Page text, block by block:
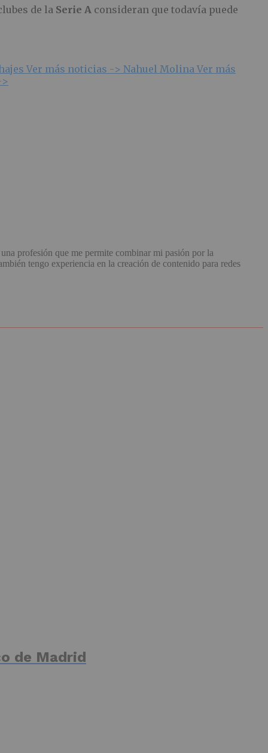
de la Serie A consideran que todavía puede
Ver más noticias -> Nahuel Molina Ver más
profesión que me permite combinar mi pasión por la
tengo experiencia en la creación de contenido para redes
de Madrid